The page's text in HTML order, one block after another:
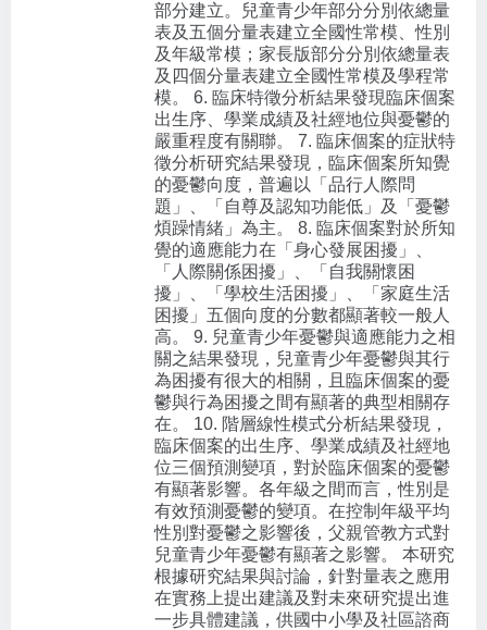
部分建立。兒童青少年部分分別依總量
表及五個分量表建立全國性常模、性別
及年級常模；家長版部分分別依總量表
及四個分量表建立全國性常模及學程常
模。 6. 臨床特徵分析結果發現臨床個案
出生序、學業成績及社經地位與憂鬱的
嚴重程度有關聯。 7. 臨床個案的症狀特
徵分析研究結果發現，臨床個案所知覺
的憂鬱向度，普遍以「品行人際問
題」、「自尊及認知功能低」及「憂鬱
煩躁情緒」為主。 8. 臨床個案對於所知
覺的適應能力在「身心發展困擾」、
「人際關係困擾」、「自我關懷困
擾」、「學校生活困擾」、「家庭生活
困擾」五個向度的分數都顯著較一般人
高。 9. 兒童青少年憂鬱與適應能力之相
關之結果發現，兒童青少年憂鬱與其行
為困擾有很大的相關，且臨床個案的憂
鬱與行為困擾之間有顯著的典型相關存
在。 10. 階層線性模式分析結果發現，
臨床個案的出生序、學業成績及社經地
位三個預測變項，對於臨床個案的憂鬱
有顯著影響。各年級之間而言，性別是
有效預測憂鬱的變項。在控制年級平均
性別對憂鬱之影響後，父親管教方式對
兒童青少年憂鬱有顯著之影響。 本研究
根據研究結果與討論，針對量表之應用
在實務上提出建議及對未來研究提出進
一步具體建議，供國中小學及社區諮商